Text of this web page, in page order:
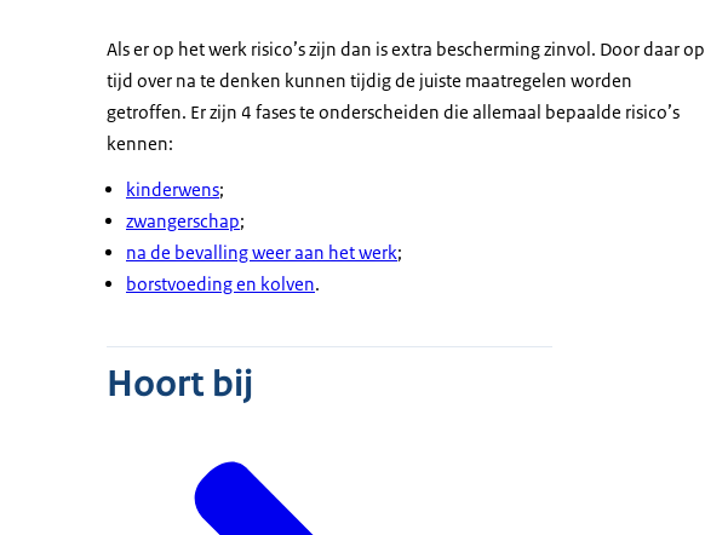
Als er op het werk risico’s zijn dan is extra bescherming zinvol. Door daar op
tijd over na te denken kunnen tijdig de juiste maatregelen worden
getroffen. Er zijn 4 fases te onderscheiden die allemaal bepaalde risico’s
kennen:
kinderwens;
zwangerschap;
na de bevalling weer aan het werk;
borstvoeding en kolven.
Hoort bij